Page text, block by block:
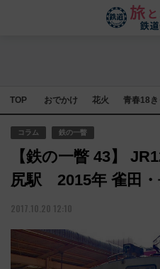
TOP おでかけ 花火 青春18
コラム 鉄の一瞥
【鉄の一瞥 43】
尻駅 2015年 雀田・
2017.10.20 12:10